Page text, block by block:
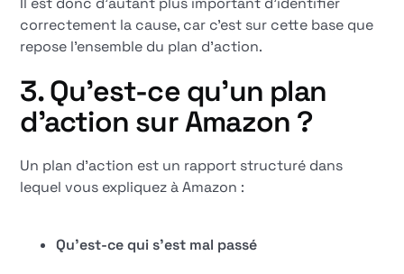
correctement la cause, car c'est sur cette base que
repose l'ensemble du plan d'action.
3. Qu'est-ce qu'un plan
d'action sur Amazon ?
Un plan d'action est un rapport structuré dans
lequel vous expliquez à Amazon :
Qu'est-ce qui s'est mal passé